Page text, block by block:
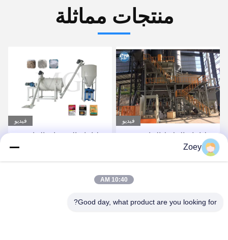
منتجات مماثلة
فيديو
الأوتوماتيكي بالكامل مع
نظام روبوت / منصات نقالة
احصل على أفضل سعر
فيديو
ذات الاستثمار المنخفض خط
إنتاج الصفائح السيرامية
احصل على أفضل سعر
Zoey
10:40 AM
Good day, what product are you looking for?